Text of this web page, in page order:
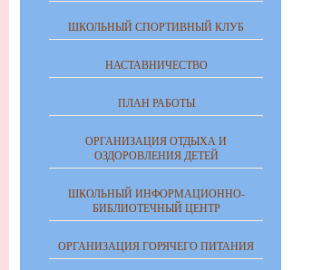
ШКОЛЬНЫЙ СПОРТИВНЫЙ КЛУБ
НАСТАВНИЧЕСТВО
ПЛАН РАБОТЫ
ОРГАНИЗАЦИЯ ОТДЫХА И
ОЗДОРОВЛЕНИЯ ДЕТЕЙ
ШКОЛЬНЫЙ ИНФОРМАЦИОННО-
БИБЛИОТЕЧНЫЙ ЦЕНТР
ОРГАНИЗАЦИЯ ГОРЯЧЕГО ПИТАНИЯ